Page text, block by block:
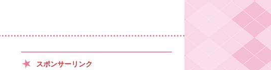
スポンサーリンク